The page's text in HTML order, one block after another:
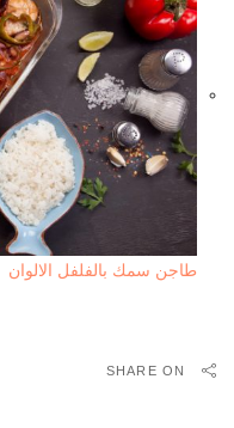
طاجن سمك بالفلفل الالوان
SHARE ON